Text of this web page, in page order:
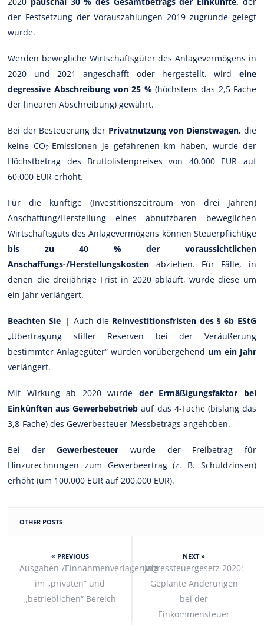
der Festsetzung der Vorauszahlungen 2019 zugrunde gelegt
wurde.
Werden bewegliche Wirtschaftsgüter des Anlagevermögens in
2020 und 2021 angeschafft oder hergestellt, wird eine
degressive Abschreibung von 25 %(höchstens das 2,5-Fache
der linearen Abschreibung) gewährt.
Bei der Besteuerung der Privatnutzung von Dienstwagen, die
keine CO2-Emissionen je gefahrenen km haben, wurde der
Höchstbetrag des Bruttolistenpreises von 40.000 EUR auf
60.000 EUR erhöht.
Für die künftige (Investitionszeitraum von drei Jahren)
Anschaffung/Herstellung eines abnutzbaren beweglichen
Wirtschaftsguts des Anlagevermögens können Steuerpflichtige
bis zu 40 % der voraussichtlichen
Anschaffungs-/Herstellungskosten abziehen. Für Fälle, in
denen die dreijährige Frist in 2020 abläuft, wurde diese um
ein Jahr verlängert.
Beachten Sie | Auch die Reinvestitionsfristen des § 6b EStG
„Übertragung stiller Reserven bei der Veräußerung
bestimmter Anlagegüter“ wurden vorübergehend um ein Jahr
verlängert.
Mit Wirkung ab 2020 wurde der Ermäßigungsfaktor bei
Einkünften aus Gewerbebetrieb auf das 4-Fache (bislang das
3,8-Fache) des Gewerbesteuer-Messbetrags angehoben.
Bei derGewerbesteuerwurde der Freibetrag für
Hinzurechnungen zum Gewerbeertrag (z. B. Schuldzinsen)
erhöht (um 100.000 EUR auf 200.000 EUR).
OTHER POSTS
« PREVIOUS
Ausgaben-/Einnahmenverlagerung
im „privaten“ und
„betrieblichen“ Bereich
NEXT »
Jahressteuergesetz 2020:
Geplante Änderungen
bei der
Einkommensteuer